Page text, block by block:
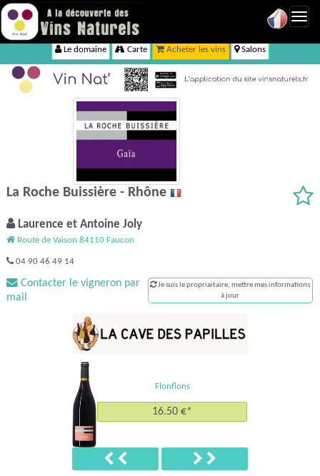
Le domaine Carte Acheter les vins Salons
La Roche Buissière - Rhône
Laurence et Antoine Joly
Route de Vaison 84110 Faucon
04 90 46 49 14
Contacter le vigneron par
mail
Je suis le propriaitaire, mettre mes informations
à jour
Flonflons
16.50 €*
Précédent Suivant